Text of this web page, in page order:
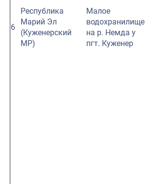
6
Республика
Марий Эл
(Куженерский
МР)
Малое
водохранилище
на р. Немда у
пгт. Куженер